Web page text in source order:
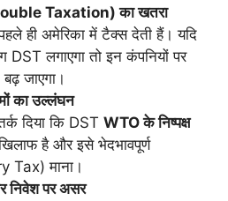
Taxation) का खतरा
ही अमेरिका में टैक्स देती हैं। यदि
लगाएगा तो इन कंपनियों पर
जाएगा।
का उल्लंघन
दिया कि DST WTO के निष्पक्ष
है और इसे भेदभावपूर्ण
Tax) माना।
निवेश पर असर